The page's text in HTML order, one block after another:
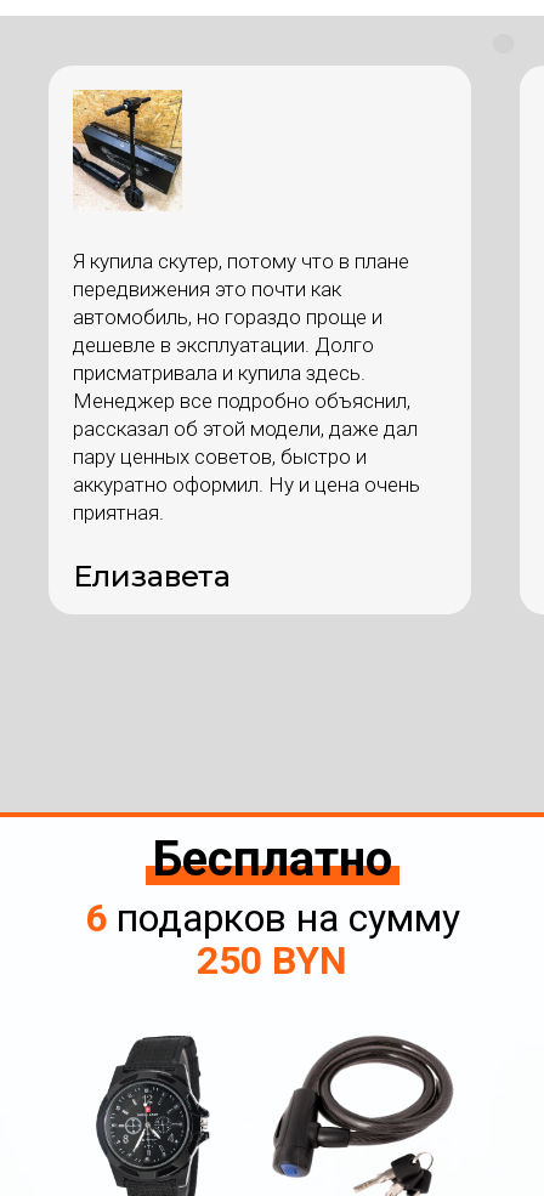
Я купила скутер, потому что в плане
передвижения это почти как
автомобиль, но гораздо проще и
дешевле в эксплуатации. Долго
присматривала и купила здесь.
Менеджер все подробно объяснил,
рассказал об этой модели, даже дал
пару ценных советов, быстро и
аккуратно оформил. Ну и цена очень
приятная.
Елизавета
Бесплатно
6 подарков на сумму
250 BYN